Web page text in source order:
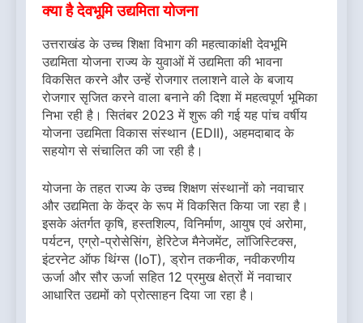
क्या है देवभूमि उद्यमिता योजना
उत्तराखंड के उच्च शिक्षा विभाग की महत्वाकांक्षी देवभूमि
उद्यमिता योजना राज्य के युवाओं में उद्यमिता की भावना
विकसित करने और उन्हें रोजगार तलाशने वाले के बजाय
रोजगार सृजित करने वाला बनाने की दिशा में महत्वपूर्ण भूमिका
निभा रही है। सितंबर 2023 में शुरू की गई यह पांच वर्षीय
योजना उद्यमिता विकास संस्थान (EDII), अहमदाबाद के
सहयोग से संचालित की जा रही है।
योजना के तहत राज्य के उच्च शिक्षण संस्थानों को नवाचार
और उद्यमिता के केंद्र के रूप में विकसित किया जा रहा है।
इसके अंतर्गत कृषि, हस्तशिल्प, विनिर्माण, आयुष एवं अरोमा,
पर्यटन, एग्रो-प्रोसेसिंग, हेरिटेज मैनेजमेंट, लॉजिस्टिक्स,
इंटरनेट ऑफ थिंग्स (IoT), ड्रोन तकनीक, नवीकरणीय
ऊर्जा और सौर ऊर्जा सहित 12 प्रमुख क्षेत्रों में नवाचार
आधारित उद्यमों को प्रोत्साहन दिया जा रहा है।